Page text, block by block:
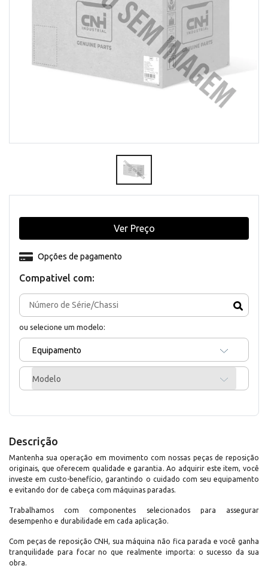
Compativel com:
ou selecione um modelo:
Equipamento
Modelo
Opções de pagamento
Ver Preço
Descrição
Mantenha sua operação em movimento com nossas peças de reposição
originais, que oferecem qualidade e garantia. Ao adquirir este item, você
investe em custo-benefício, garantindo o cuidado com seu equipamento
e evitando dor de cabeça com máquinas paradas.
Trabalhamos com componentes selecionados para assegurar
desempenho e durabilidade em cada aplicação.
Com peças de reposição CNH, sua máquina não fica parada e você ganha
tranquilidade para focar no que realmente importa: o sucesso da sua
obra.